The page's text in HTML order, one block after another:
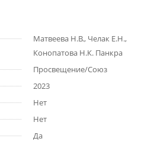
Матвеева Н.В., Челак Е.Н.,
Конопатова Н.К. Панкра
Просвещение/Союз
2023
Нет
Нет
Да